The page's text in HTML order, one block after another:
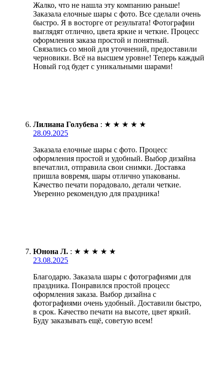
Жалко, что не нашла эту компанию раньше!
Заказала елочные шары с фото. Все сделали очень
быстро. Я в восторге от результата! Фотографии
выглядят отлично, цвета яркие и четкие. Процесс
оформления заказа простой и понятный.
Связались со мной для уточнений, предоставили
черновики. Всё на высшем уровне! Теперь каждый
Новый год будет с уникальными шарами!
Лилиана Голубева : ★ ★ ★ ★ ★
28.09.2025
Заказала елочные шары с фото. Процесс
оформления простой и удобный. Выбор дизайна
впечатлил, отправила свои снимки. Доставка
пришла вовремя, шары отлично упакованы.
Качество печати порадовало, детали четкие.
Уверенно рекомендую для праздника!
Юнона Л. : ★ ★ ★ ★ ★
23.08.2025
Благодарю. Заказала шары с фотографиями для
праздника. Понравился простой процесс
оформления заказа. Выбор дизайна с
фотографиями очень удобный. Доставили быстро,
в срок. Качество печати на высоте, цвет яркий.
Буду заказывать ещё, советую всем!